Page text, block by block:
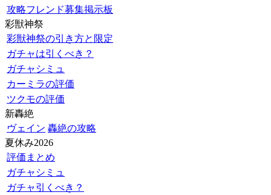
攻略フレンド募集掲示板
彩獣神祭
彩獣神祭の引き方と限定
ガチャは引くべき？
ガチャシミュ
カーミラの評価
ツクモの評価
新轟絶
ヴェイン 轟絶の攻略
夏休み2026
評価まとめ
ガチャシミュ
ガチャ引くべき？